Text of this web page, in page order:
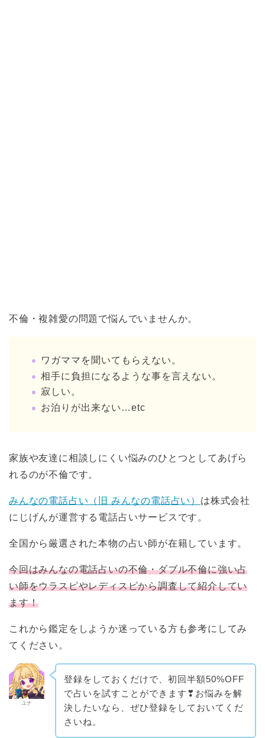
不倫・複雑愛の問題で悩んでいませんか。
ワガママを聞いてもらえない。
相手に負担になるような事を言えない。
寂しい。
お泊りが出来ない…etc
家族や友達に相談しにくい悩みのひとつとしてあげら
れるのが不倫です。
みんなの電話占い（旧 みんなの電話占い） は株式会社
にじげんが運営する電話占いサービスです。
全国から厳選された本物の占い師が在籍しています。
今回はみんなの電話占いの不倫・ダブル不倫に強い占
い師をウラスピやレディスピから調査して紹介してい
ます！
これから鑑定をしようか迷っている方も参考にしてみ
てください。
ユナ
登録をしておくだけで、初回半額50%OFF
で占いを試すことができます❣お悩みを解
決したいなら、ぜひ登録をしておいてくだ
さいね。